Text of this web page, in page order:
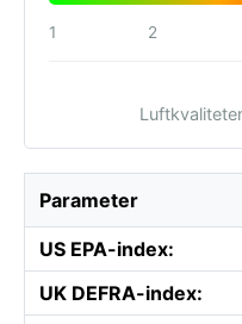
1 2
Parameter
US EPA-index:
UK DEFRA-index: